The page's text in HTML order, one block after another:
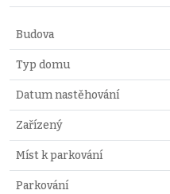
Budova
Typ domu
Datum nastěhování
Zařízený
Míst k parkování
Parkování